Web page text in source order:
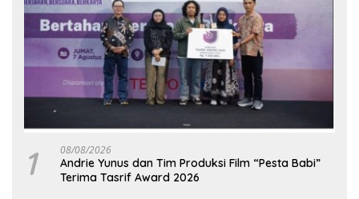
1 08/08/2026
Andrie Yunus dan Tim Produksi Film “Pesta Babi”
Terima Tasrif Award 2026